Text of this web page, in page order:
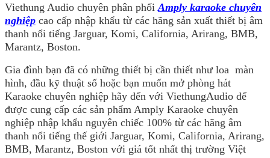
Viethung Audio chuyên phân phối Amply karaoke chuyên
nghiệp cao cấp nhập khẩu từ các hãng sản xuất thiết bị âm
thanh nổi tiếng Jarguar, Komi, California, Arirang, BMB,
Marantz, Boston.
Gia đình bạn đã có những thiết bị cần thiết như loa màn
hình, đầu kỹ thuật số hoặc bạn muốn mở phòng hát
Karaoke chuyên nghiệp hãy đến với ViethungAudio để
được cung cấp các sản phẩm Amply Karaoke chuyên
nghiệp nhập khẩu nguyên chiếc 100% từ các hãng âm
thanh nổi tiếng thế giới Jarguar, Komi, California, Arirang,
BMB, Marantz, Boston với giá tốt nhất thị trường Việt